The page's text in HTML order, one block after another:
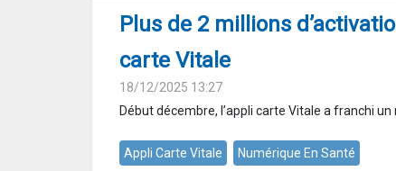
Plus de 2 millions
carte Vitale
18/12/2025 13:27
Début décembre, l’appli carte Vitale a franchi un
Appli Carte Vitale Numérique En Santé